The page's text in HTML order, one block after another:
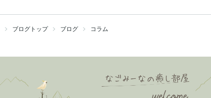
ブログトップ ブログ コラム